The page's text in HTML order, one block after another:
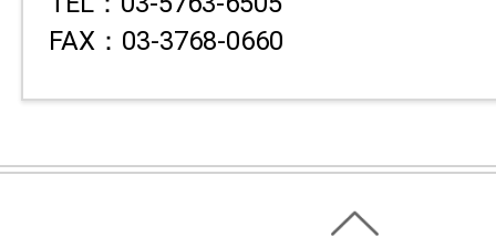
FAX：03-3768-0660